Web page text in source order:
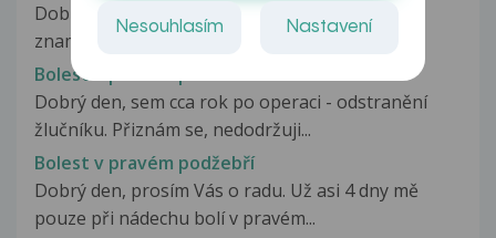
Dobrý den, chtěla bych se zeptat co pro mě
znamená výsledek lékařské zprávy....
Bolest v pravém podžebří
Dobrý den, sem cca rok po operaci - odstranění
žlučníku. Přiznám se, nedodržuji...
Bolest v pravém podžebří
Dobrý den, prosím Vás o radu. Už asi 4 dny mě
pouze při nádechu bolí v pravém...
Nesouhlasím Nastavení